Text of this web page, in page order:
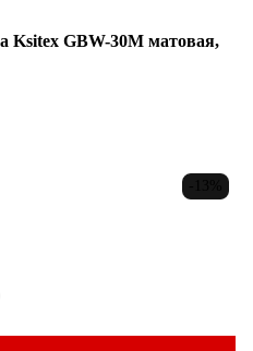
Ksitex GBW-30М матовая,